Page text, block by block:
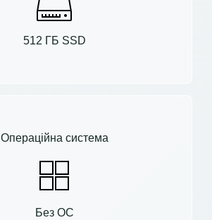
512 ГБ SSD
Операційна система
Без ОС